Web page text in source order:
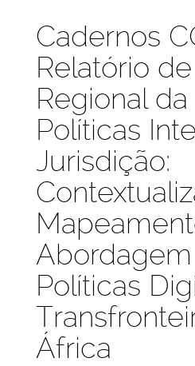
Publicações
Cadernos
Relatório
Regional
Políticas
Jurisdição:
Políticas
África